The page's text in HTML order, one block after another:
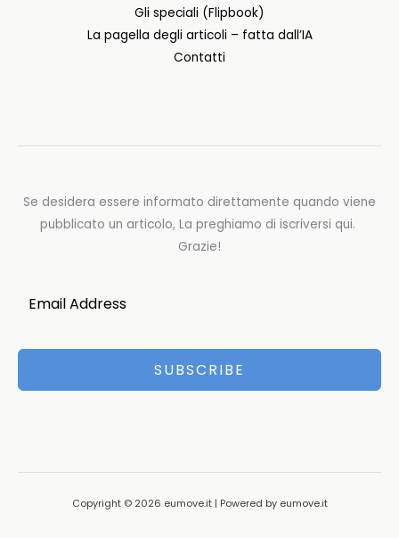
Gli speciali (Flipbook)
La pagella degli articoli – fatta dall’IA
Contatti
Se desidera essere informato direttamente quando viene
pubblicato un articolo, La preghiamo di iscriversi qui.
Grazie!
SUBSCRIBE
Copyright © 2026 eumove.it | Powered by eumove.it